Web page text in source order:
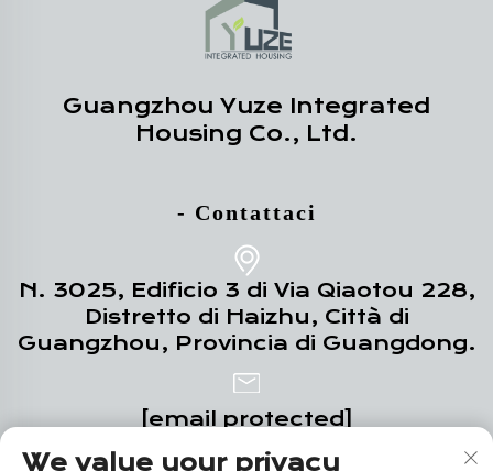
Guangzhou Yuze Integrated
Housing Co., Ltd.
- Contattaci
N. 3025, Edificio 3 di Via Qiaotou 228,
Distretto di Haizhu, Città di
Guangzhou, Provincia di Guangdong.
[email protected]
We value your privacy